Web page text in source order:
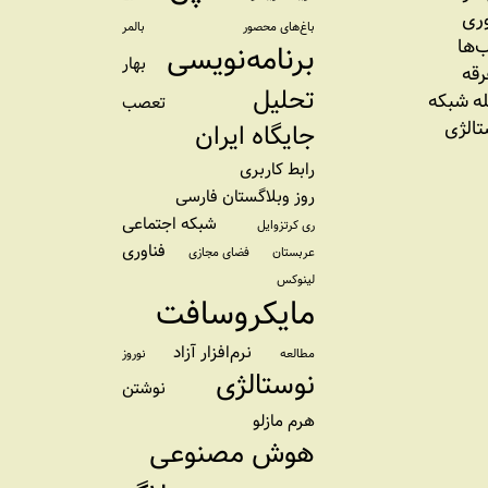
شبکه
باغ‌های محصور
بالمر
برنامه‌نویسی بهار
تحلیل تعصب
جایگاه ایران
رابط کاربری
روز وبلاگستان فارسی
ری کرتزوایل شبکه اجتماعی
عربستان فضای مجازی فناوری
لینوکس
مایکروسافت
مطالعه نرم‌افزار آزاد نوروز
نوستالژی
نوشتن
هرم مازلو
هوش مصنوعی